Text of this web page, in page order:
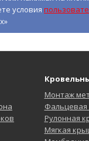
условия
Монтаж
Фальцевая
Рулонная
Мягкая